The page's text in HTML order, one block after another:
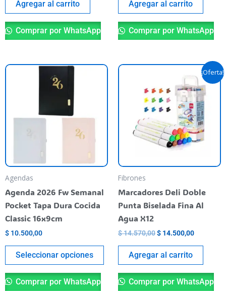
Agregar al carrito
Comprar por WhatsApp
Agregar al carrito
Comprar por WhatsApp
Agendas
Agenda 2026 Fw Semanal
Pocket Tapa Dura Cocida
Classic 16x9cm
$ 10.500,00
Seleccionar opciones
Este
variantes.
se
pueden
elegir
página
producto
Comprar por WhatsApp
¡Oferta!
Fibrones
Marcadores Deli Doble
Punta Biselada Fina Al
Agua X12
$14.570,00
El
original
era:
$ 14.570,00.
$ 14.500,00
El
precio
actual
es:
$
Agregar al carrito
Comprar por WhatsApp